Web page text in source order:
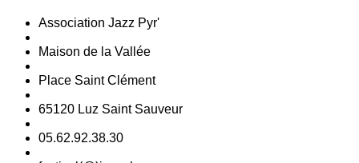
Association Jazz Pyr'
Maison de la Vallée
Place Saint Clément
65120 Luz Saint Sauveur
05.62.92.38.30